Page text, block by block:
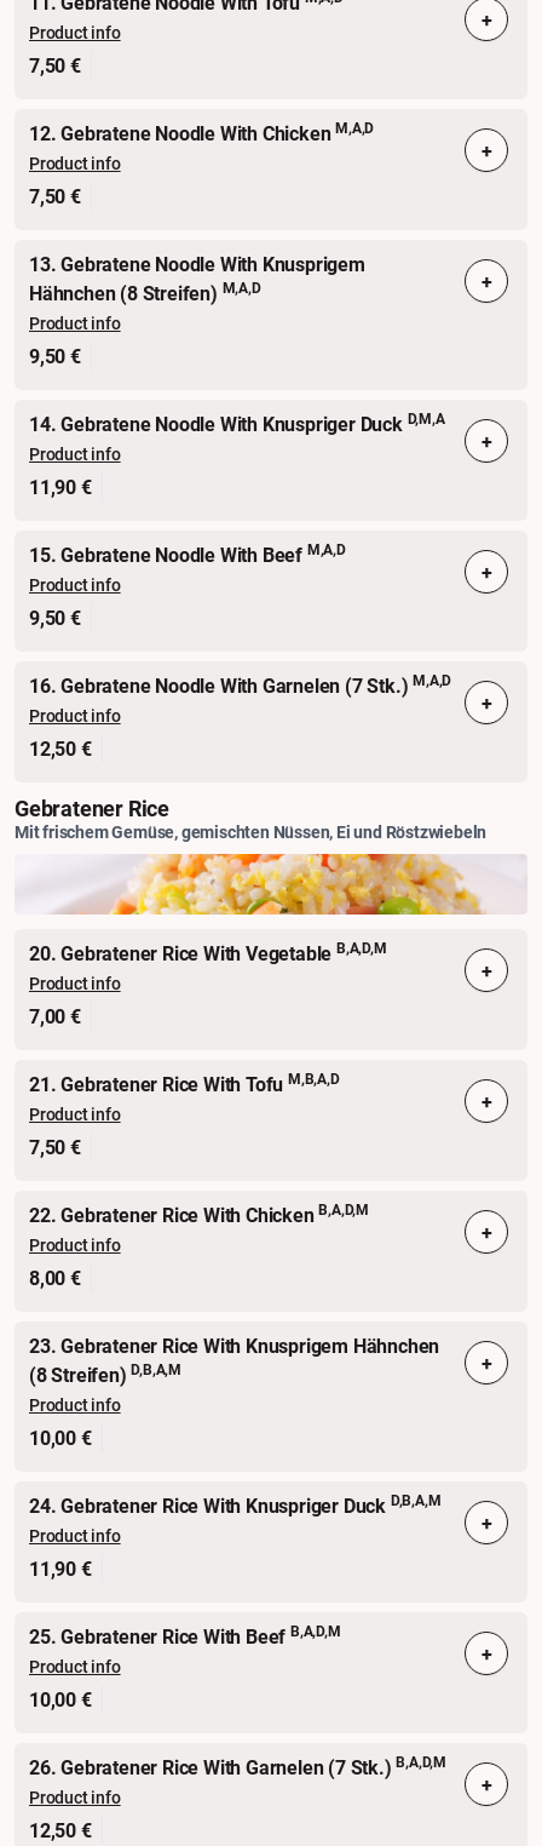
Product info
7,50 €
+
12. Gebratene Noodle With ChickenM,A,D
Product info
7,50 €
+
13. Gebratene Noodle With Knusprigem
Hähnchen (8 Streifen) M,A,D
Product info
9,50 €
+
14. Gebratene Noodle With Knuspriger Duck D,M,A
Product info
11,90 €
+
15. Gebratene Noodle With Beef M,A,D
Product info
9,50 €
+
16. Gebratene Noodle With Garnelen (7 Stk.)M,A,D
Product info
12,50 €
+
Gebratener Rice
Mit frischem Gemüse, gemischten Nüssen, Ei und Röstzwiebeln
20. Gebratener Rice With Vegetable B,A,D,M
Product info
7,00 €
+
21. Gebratener Rice With Tofu M,B,A,D
Product info
7,50 €
+
22. Gebratener Rice With ChickenB,A,D,M
Product info
8,00 €
+
23. Gebratener Rice With Knusprigem Hähnchen
(8 Streifen)D,B,A,M
Product info
10,00 €
+
24. Gebratener Rice With Knuspriger Duck D,B,A,M
Product info
11,90 €
+
25. Gebratener Rice With Beef B,A,D,M
Product info
10,00 €
+
26. Gebratener Rice With Garnelen (7 Stk.)B,A,D,M
Product info
12,50 €
+